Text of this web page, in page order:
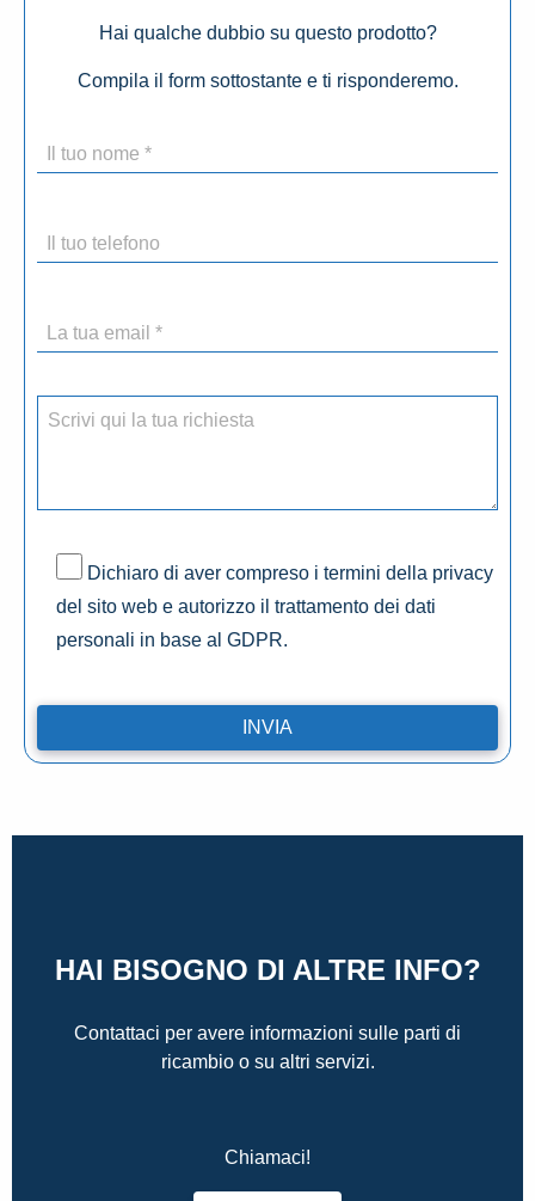
Hai qualche dubbio su questo prodotto?
Compila il form sottostante e ti risponderemo.
Dichiaro di aver compreso i termini della privacy
del sito web e autorizzo il trattamento dei dati
personali in base al GDPR.
HAI BISOGNO DI ALTRE INFO?
Contattaci per avere informazioni sulle parti di
ricambio o su altri servizi.
Chiamaci!